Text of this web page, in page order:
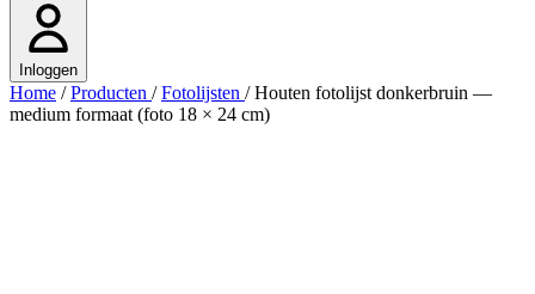
Inloggen
Home / Producten / Fotolijsten / Houten fotolijst donkerbruin —
medium formaat (foto 18 × 24 cm)